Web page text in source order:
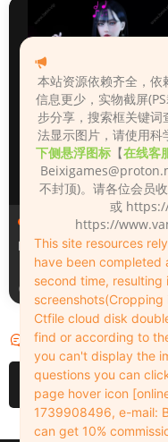
人物（Looks）
Monica_2_2_2
3天前
评论 0
本站资源依赖齐全，
信息更少，实物截屏
步分享，搜索框关键
法显示图片，请使用
下侧悬浮图标 【在线客
不封顶)。请各位会员
或
https://
This site resources
have been completed
second time, resulting
Ctfile cloud disk
find or according to
you can't display the
questions you can
page hover icon
1739908496, e-mail:
can get 10%